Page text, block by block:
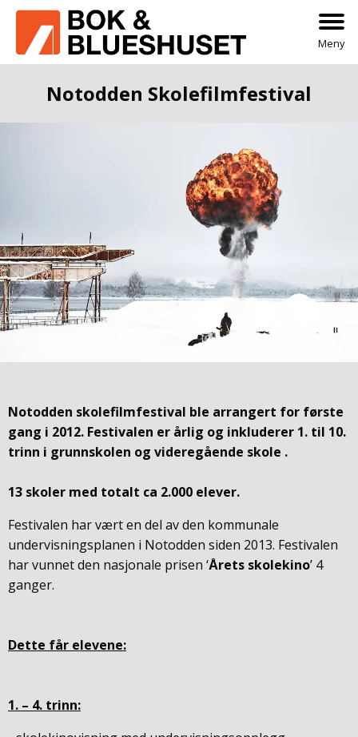
Meny
Notodden Skolefilmfestival
Notodden skolefilmfestival ble arrangert for første
gang i 2012. Festivalen er årlig og inkluderer 1. til 10.
trinn i grunnskolen og videregående skole .
13 skoler med totalt ca 2.000 elever.
Festivalen har vært en del av den kommunale
undervisningsplanen i Notodden siden 2013. Festivalen
har vunnet den nasjonale prisen ‘Årets skolekino’ 4
ganger.
Dette får elevene:
1. – 4. trinn: